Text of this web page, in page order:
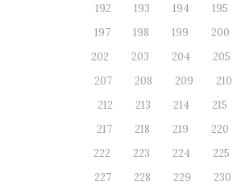
192
193 194 195
197
198 199 200
202
203 204 205
207
208 209 210
212
213 214 215
217
218 219 220
222
223 224 225
227
228 229 230